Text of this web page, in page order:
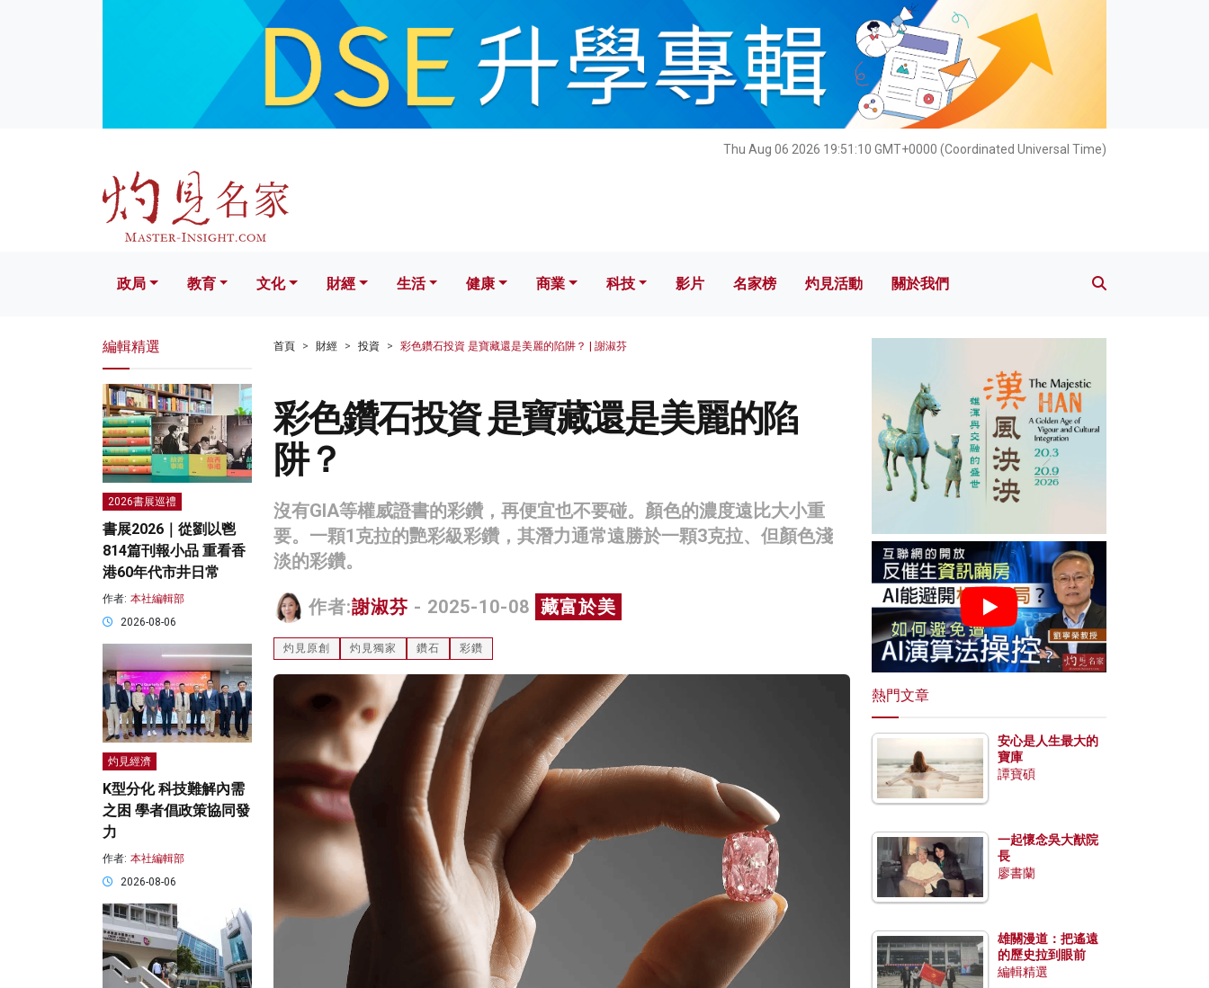
Thu Aug 06 2026 19:51:11 GMT+0000 (Coordinated Universal Time)
文化 財經 生活 健康 科技 影片 名家榜 灼見活動 關於我們
政局 教育 文化 財經 生活 健康 商業 科技 影片 名家榜 灼見活動 關於我們
首頁 財經 投資 彩色鑽石投資 是寶藏還是美麗的陷阱？ | 謝淑芬
彩色鑽石投資 是寶藏還是美麗的陷
阱？
沒有GIA等權威證書的彩鑽，再便宜也不要碰。顏色的濃度遠比大小重
要。一顆1克拉的艷彩級彩鑽，其潛力通常遠勝於一顆3克拉、但顏色淺
淡的彩鑽。
作者:謝淑芬 - 2025-10-08 藏富於美
灼見原創 灼見獨家 鑽石 彩鑽
編輯精選
2026書展巡禮
書展2026｜從劉以鬯
814篇刊報小品 重看香
港60年代市井日常
作者: 本社編輯部
2026-08-06
灼見經濟
K型分化 科技難解內需
之困 學者倡政策協同發
力
作者: 本社編輯部
2026-08-06
熱門文章
安心是人生最大的
寶庫
譚寶碩
一起懷念吳大猷院
長
廖書蘭
雄關漫道：把遙遠
的歷史拉到眼前
編輯精選